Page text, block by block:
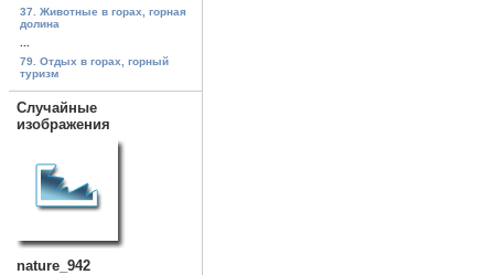
37. Животные в горах, горная
долина
79. Отдых в горах, горный
туризм
Случайные
изображения
nature_942